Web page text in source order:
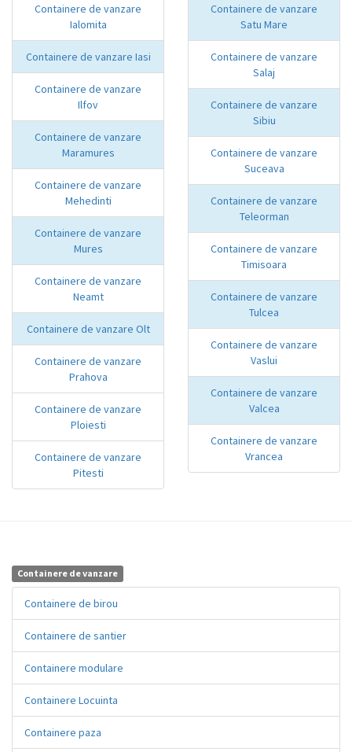
Containere de vanzare
Ialomita
Containere de vanzare Iasi
Containere de vanzare
Ilfov
Containere de vanzare
Maramures
Containere de vanzare
Mehedinti
Containere de vanzare
Mures
Containere de vanzare
Neamt
Containere de vanzare Olt
Containere de vanzare
Prahova
Containere de vanzare
Ploiesti
Containere de vanzare
Pitesti
Containere de vanzare
Satu Mare
Containere de vanzare
Salaj
Containere de vanzare
Sibiu
Containere de vanzare
Suceava
Containere de vanzare
Teleorman
Containere de vanzare
Timisoara
Containere de vanzare
Tulcea
Containere de vanzare
Vaslui
Containere de vanzare
Valcea
Containere de vanzare
Vrancea
Containere de vanzare
Containere de birou
Containere de santier
Containere modulare
Containere Locuinta
Containere paza